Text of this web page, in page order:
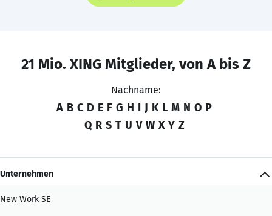
21 Mio. XING Mitglieder, von A bis Z
Nachname:
A B C D E F G H I J K L M N O P
Q R S T U V W X Y Z
Unternehmen
New Work SE